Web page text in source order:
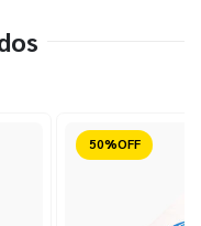
Reduzido